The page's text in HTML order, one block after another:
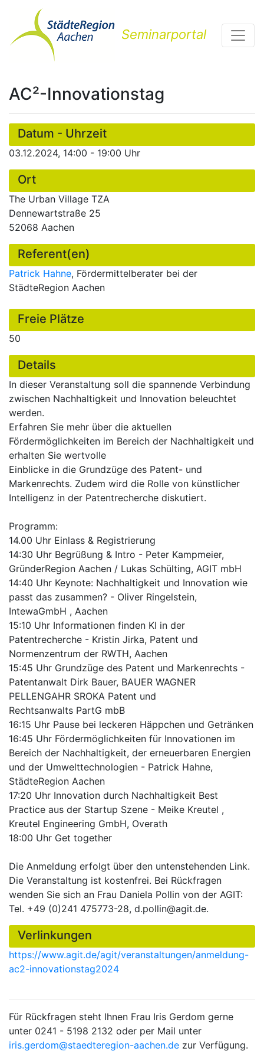
Seminarportal
AC²-Innovationstag
Datum - Uhrzeit
03.12.2024, 14:00 - 19:00 Uhr
Ort
The Urban Village TZA
Dennewartstraße 25
52068 Aachen
Referent(en)
Patrick Hahne, Fördermittelberater bei der
StädteRegion Aachen
Freie Plätze
50
Details
In dieser Veranstaltung soll die spannende Verbindung
zwischen Nachhaltigkeit und Innovation beleuchtet
werden.
Erfahren Sie mehr über die aktuellen
Fördermöglichkeiten im Bereich der Nachhaltigkeit und
erhalten Sie wertvolle
Einblicke in die Grundzüge des Patent- und
Markenrechts. Zudem wird die Rolle von künstlicher
Intelligenz in der Patentrecherche diskutiert.
Programm:
14.00 Uhr Einlass & Registrierung
14:30 Uhr Begrüßung & Intro - Peter Kampmeier,
GründerRegion Aachen / Lukas Schülting, AGIT mbH
14:40 Uhr Keynote: Nachhaltigkeit und Innovation wie
passt das zusammen? - Oliver Ringelstein,
IntewaGmbH , Aachen
15:10 Uhr Informationen finden KI in der
Patentrecherche - Kristin Jirka, Patent und
Normenzentrum der RWTH, Aachen
15:45 Uhr Grundzüge des Patent und Markenrechts -
Patentanwalt Dirk Bauer, BAUER WAGNER
PELLENGAHR SROKA Patent und
Rechtsanwalts PartG mbB
16:15 Uhr Pause bei leckeren Häppchen und Getränken
16:45 Uhr Fördermöglichkeiten für Innovationen im
Bereich der Nachhaltigkeit, der erneuerbaren Energien
und der Umwelttechnologien - Patrick Hahne,
StädteRegion Aachen
17:20 Uhr Innovation durch Nachhaltigkeit Best
Practice aus der Startup Szene - Meike Kreutel ,
Kreutel Engineering GmbH, Overath
18:00 Uhr Get together
Die Anmeldung erfolgt über den untenstehenden Link.
Die Veranstaltung ist kostenfrei. Bei Rückfragen
wenden Sie sich an Frau Daniela Pollin von der AGIT:
Tel. +49 (0)241 475773-28, d.pollin@agit.de.
Verlinkungen
https://www.agit.de/agit/veranstaltungen/anmeldung-
ac2-innovationstag2024
Für Rückfragen steht Ihnen Frau Iris Gerdom gerne
unter 0241 - 5198 2132 oder per Mail unter
iris.gerdom@staedteregion-aachen.de zur Verfügung.